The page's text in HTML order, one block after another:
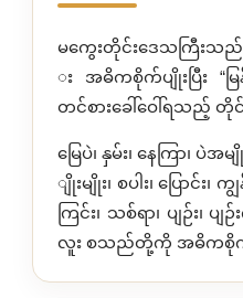
မကွေးတိုင်းဒေသကြီးသည်
း အဓိကစိုက်ပျိုးပြီး “မ
တင်စားခေါ်ဝေါ်ရသည့် တို
မြေပဲ၊ နှမ်း၊ နေကြာ၊ ပဲ
ျိုးမျိုး၊ စပါး၊ ပြောင်း
ကြင်း၊ သစ်ရာ၊ ပျဉ်း၊ ပ
လူး စသည်တို့ကို အဓိကစိုက်